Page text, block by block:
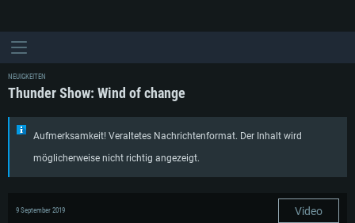
NEUIGKEITEN
Thunder Show: Wind of change
Aufmerksamkeit! Veraltetes Nachrichtenformat. Der Inhalt wird
möglicherweise nicht richtig angezeigt.
9 September 2019 Video